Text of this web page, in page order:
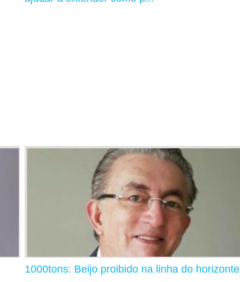
1000tons: Beijo proibido na linha do horizonte